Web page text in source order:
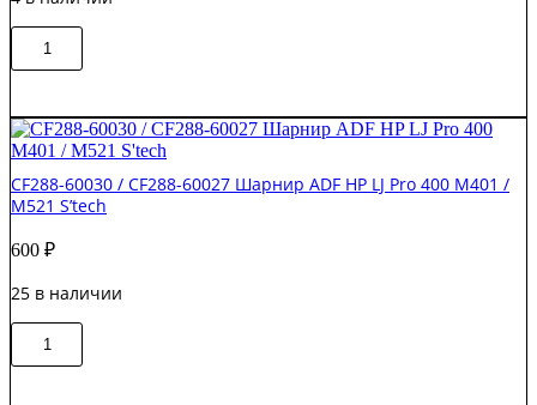
Количество
товара
/
B4A39-
60008-
Ref
Шарнир
ADF
LJ
Original
CF288-60030 / CF288-60027 Шарнир ADF HP LJ Pro 400 M401 /
M521 S’tech
600 ₽
25 в наличии
Количество
товара